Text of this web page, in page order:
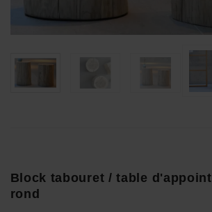
Block tabouret / table d'appoint
rond